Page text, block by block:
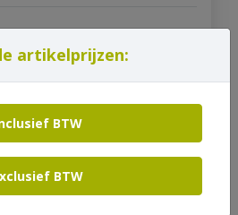
Bekijk product
artikelprijzen:
BTW
BTW